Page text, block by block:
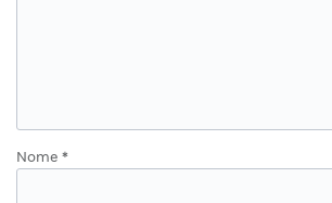
Nome *